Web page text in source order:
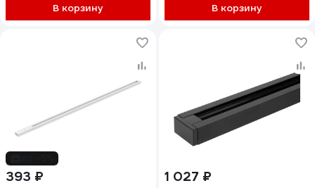
В корзину В корзину
393 ₽ 1 027 ₽